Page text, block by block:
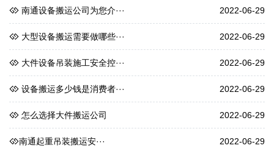
南通设备搬运公司为您介··· 2022-06-29
大型设备搬运需要做哪些··· 2022-06-29
大件设备吊装施工安全控··· 2022-06-29
设备搬运多少钱是消费者··· 2022-06-29
怎么选择大件搬运公司 2022-06-29
​南通起重吊装搬运​安··· 2022-06-29